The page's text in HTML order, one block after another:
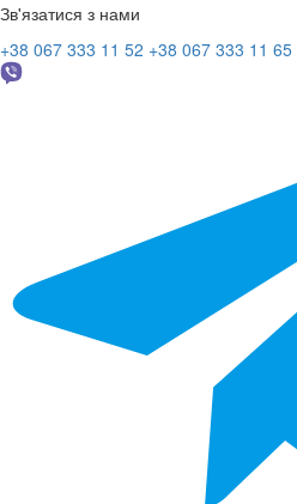
Зв'язатися з нами
+38 067 333 11 52 +38 067 333 11 65